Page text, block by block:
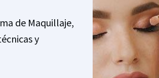
de Maquillaje,
y